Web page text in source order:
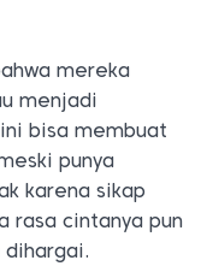
mereka
menjadi
bisa membuat
punya
karena sikap
rasa cintanya pun
dihargai.